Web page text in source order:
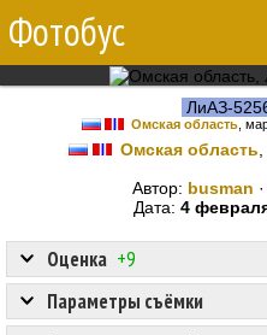
Фотобус
ЛиАЗ-
Омская область,
Омская область
Автор: busman ·
Дата: 4
Оценка +9
Параметры съёмки